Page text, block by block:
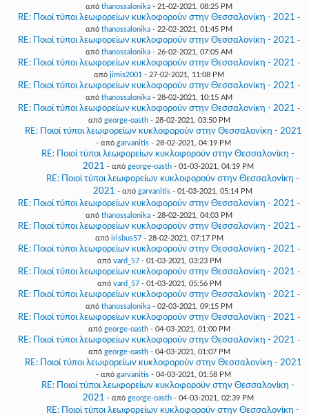
από thanossalonika - 21-02-2021, 08:25 PM
RE: Ποιοί τύποι λεωφορείων κυκλοφορούν στην Θεσσαλονίκη - 2021 -
από thanossalonika - 22-02-2021, 01:45 PM
RE: Ποιοί τύποι λεωφορείων κυκλοφορούν στην Θεσσαλονίκη - 2021 -
από thanossalonika - 26-02-2021, 07:05 AM
RE: Ποιοί τύποι λεωφορείων κυκλοφορούν στην Θεσσαλονίκη - 2021 -
από jimis2001 - 27-02-2021, 11:08 PM
RE: Ποιοί τύποι λεωφορείων κυκλοφορούν στην Θεσσαλονίκη - 2021 -
από thanossalonika - 28-02-2021, 10:15 AM
RE: Ποιοί τύποι λεωφορείων κυκλοφορούν στην Θεσσαλονίκη - 2021 -
από george-oasth- 28-02-2021, 03:50 PM
RE: Ποιοί τύποι λεωφορείων κυκλοφορούν στην Θεσσαλονίκη - 2021
- από garvanitis - 28-02-2021, 04:19 PM
RE: Ποιοί τύποι λεωφορείων κυκλοφορούν στην Θεσσαλονίκη -
2021 - από george-oasth- 01-03-2021, 04:19 PM
RE: Ποιοί τύποι λεωφορείων κυκλοφορούν στην Θεσσαλονίκη -
2021 - από garvanitis- 01-03-2021, 05:14 PM
RE: Ποιοί τύποι λεωφορείων κυκλοφορούν στην Θεσσαλονίκη - 2021 -
από thanossalonika - 28-02-2021, 04:03 PM
RE: Ποιοί τύποι λεωφορείων κυκλοφορούν στην Θεσσαλονίκη - 2021 -
από irisbus57- 28-02-2021, 07:17 PM
RE: Ποιοί τύποι λεωφορείων κυκλοφορούν στην Θεσσαλονίκη - 2021 -
από vard_57- 01-03-2021, 03:23 PM
RE: Ποιοί τύποι λεωφορείων κυκλοφορούν στην Θεσσαλονίκη - 2021 -
από vard_57- 01-03-2021, 05:56 PM
RE: Ποιοί τύποι λεωφορείων κυκλοφορούν στην Θεσσαλονίκη - 2021 -
από thanossalonika - 02-03-2021, 09:15 PM
RE: Ποιοί τύποι λεωφορείων κυκλοφορούν στην Θεσσαλονίκη - 2021 -
από george-oasth- 04-03-2021, 01:00 PM
RE: Ποιοί τύποι λεωφορείων κυκλοφορούν στην Θεσσαλονίκη - 2021 -
από george-oasth- 04-03-2021, 01:07 PM
RE: Ποιοί τύποι λεωφορείων κυκλοφορούν στην Θεσσαλονίκη - 2021
- από garvanitis - 04-03-2021, 01:58 PM
RE: Ποιοί τύποι λεωφορείων κυκλοφορούν στην Θεσσαλονίκη -
2021 - από george-oasth- 04-03-2021, 02:39 PM
RE: Ποιοί τύποι λεωφορείων κυκλοφορούν στην Θεσσαλονίκη -